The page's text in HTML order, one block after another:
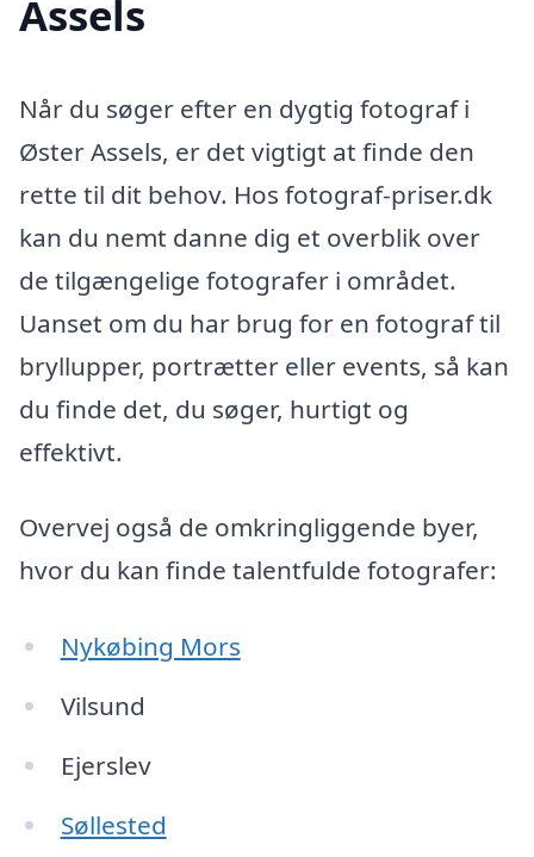
Assels
Når du søger efter en dygtig fotograf i
Øster Assels, er det vigtigt at finde den
rette til dit behov. Hos fotograf-priser.dk
kan du nemt danne dig et overblik over
de tilgængelige fotografer i området.
Uanset om du har brug for en fotograf til
bryllupper, portrætter eller events, så kan
du finde det, du søger, hurtigt og
effektivt.
Overvej også de omkringliggende byer,
hvor du kan finde talentfulde fotografer:
Nykøbing Mors
Vilsund
Ejerslev
Søllested